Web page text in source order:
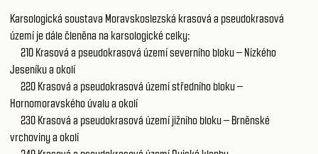
Karsologická soustava Moravskoslezská krasová a pseudokrasová
území je dále členěna na karsologické celky:
210 Krasová a pseudokrasová území severního bloku – Nízkého
Jeseníku a okolí
220 Krasová a pseudokrasová území středního bloku –
Hornomoravského úvalu a okolí
230 Krasová a pseudokrasová území jižního bloku – Brněnské
vrchoviny a okolí